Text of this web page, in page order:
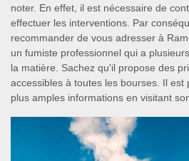
noter. En effet, il est nécessaire de
effectuer les interventions. Par
recommander de vous adresser à
un fumiste professionnel qui a
la matière. Sachez qu'il propose des
accessibles à toutes les bourses. Il est
plus amples informations en visitant